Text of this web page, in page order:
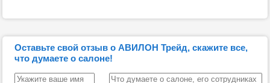
Оставьте свой отзыв о АВИЛОН Трейд, скажите все,
что думаете о салоне!